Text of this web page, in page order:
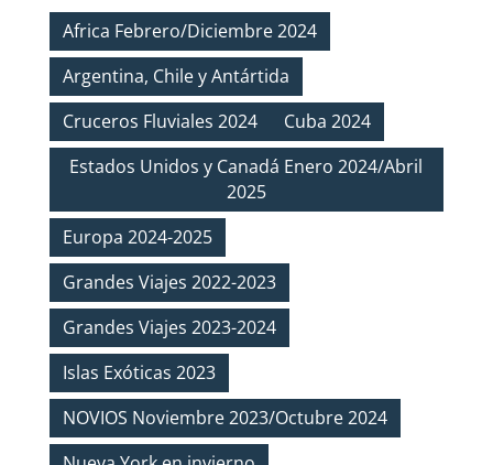
Africa Febrero/Diciembre 2024
Argentina, Chile y Antártida
Cruceros Fluviales 2024
Cuba 2024
Estados Unidos y Canadá Enero 2024/Abril
2025
Europa 2024-2025
Grandes Viajes 2022-2023
Grandes Viajes 2023-2024
Islas Exóticas 2023
NOVIOS Noviembre 2023/Octubre 2024